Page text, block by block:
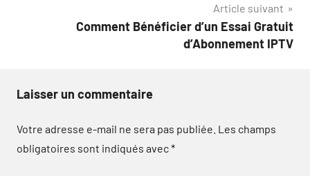
Article suivant
Comment Bénéficier d’un Essai Gratuit
d’Abonnement IPTV
Laisser un commentaire
Votre adresse e-mail ne sera pas publiée. Les champs
obligatoires sont indiqués avec*